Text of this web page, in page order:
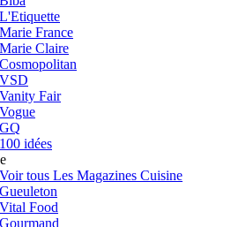
L'Etiquette
Marie France
Marie Claire
Cosmopolitan
VSD
Vanity Fair
Vogue
GQ
100 idées
Voir tous Les Magazines Cuisine
Gueuleton
Vital Food
Gourmand